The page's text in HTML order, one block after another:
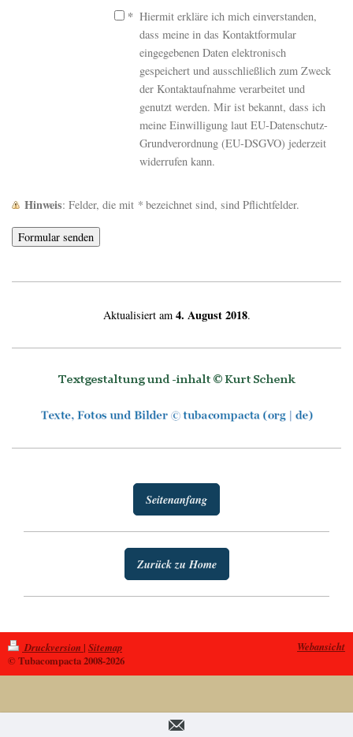
* Hiermit erkläre ich mich einverstanden,
dass meine in das Kontaktformular
eingegebenen Daten elektronisch
gespeichert und ausschließlich zum Zweck
der Kontaktaufnahme verarbeitet und
genutzt werden. Mir ist bekannt, dass ich
meine Einwilligung laut EU-Datenschutz-
Grundverordnung (EU-DSGVO) jederzeit
widerrufen kann.
Hinweis : Felder, die mit * bezeichnet sind, sind Pflichtfelder.
Aktualisiert am 4. August 2018.
Seitenanfang
Zurück zu Home
Druckversion | Sitemap
© Tubacompacta 2008-2026
Webansicht